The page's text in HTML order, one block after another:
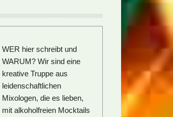
WER hier schreibt und
WARUM?Wir sind eine
kreative Truppe aus
leidenschaftlichen
Mixologen, die es lieben,
mit alkoholfreien Mocktails